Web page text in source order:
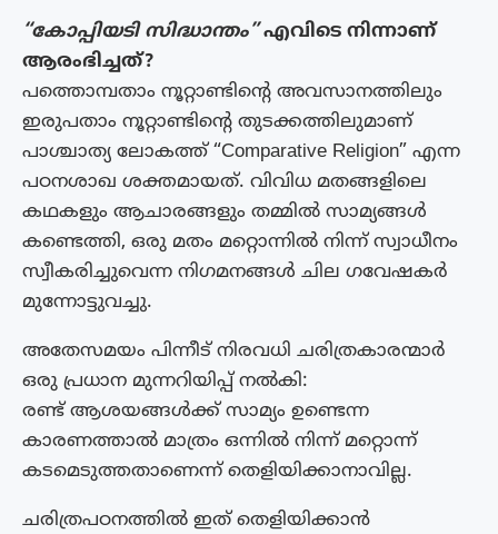
“കോപ്പിയടി സിദ്ധാന്തം”എവിടെ നിന്നാണ്
ആരംഭിച്ചത്?
പത്തൊമ്പതാം നൂറ്റാണ്ടിന്റെ അവസാനത്തിലും
ഇരുപതാം നൂറ്റാണ്ടിന്റെ തുടക്കത്തിലുമാണ്
പാശ്ചാത്യ ലോകത്ത് “Comparative Religion” എന്ന
പഠനശാഖ ശക്തമായത്. വിവിധ മതങ്ങളിലെ
കഥകളും ആചാരങ്ങളും തമ്മിൽ സാമ്യങ്ങൾ
കണ്ടെത്തി, ഒരു മതം മറ്റൊന്നിൽ നിന്ന് സ്വാധീനം
സ്വീകരിച്ചുവെന്ന നിഗമനങ്ങൾ ചില ഗവേഷകർ
മുന്നോട്ടുവച്ചു.
അതേസമയം പിന്നീട് നിരവധി ചരിത്രകാരന്മാർ
ഒരു പ്രധാന മുന്നറിയിപ്പ് നൽകി:
രണ്ട് ആശയങ്ങൾക്ക് സാമ്യം ഉണ്ടെന്ന
കാരണത്താൽ മാത്രം ഒന്നിൽ നിന്ന് മറ്റൊന്ന്
കടമെടുത്തതാണെന്ന് തെളിയിക്കാനാവില്ല.
ചരിത്രപഠനത്തിൽ ഇത് തെളിയിക്കാൻ